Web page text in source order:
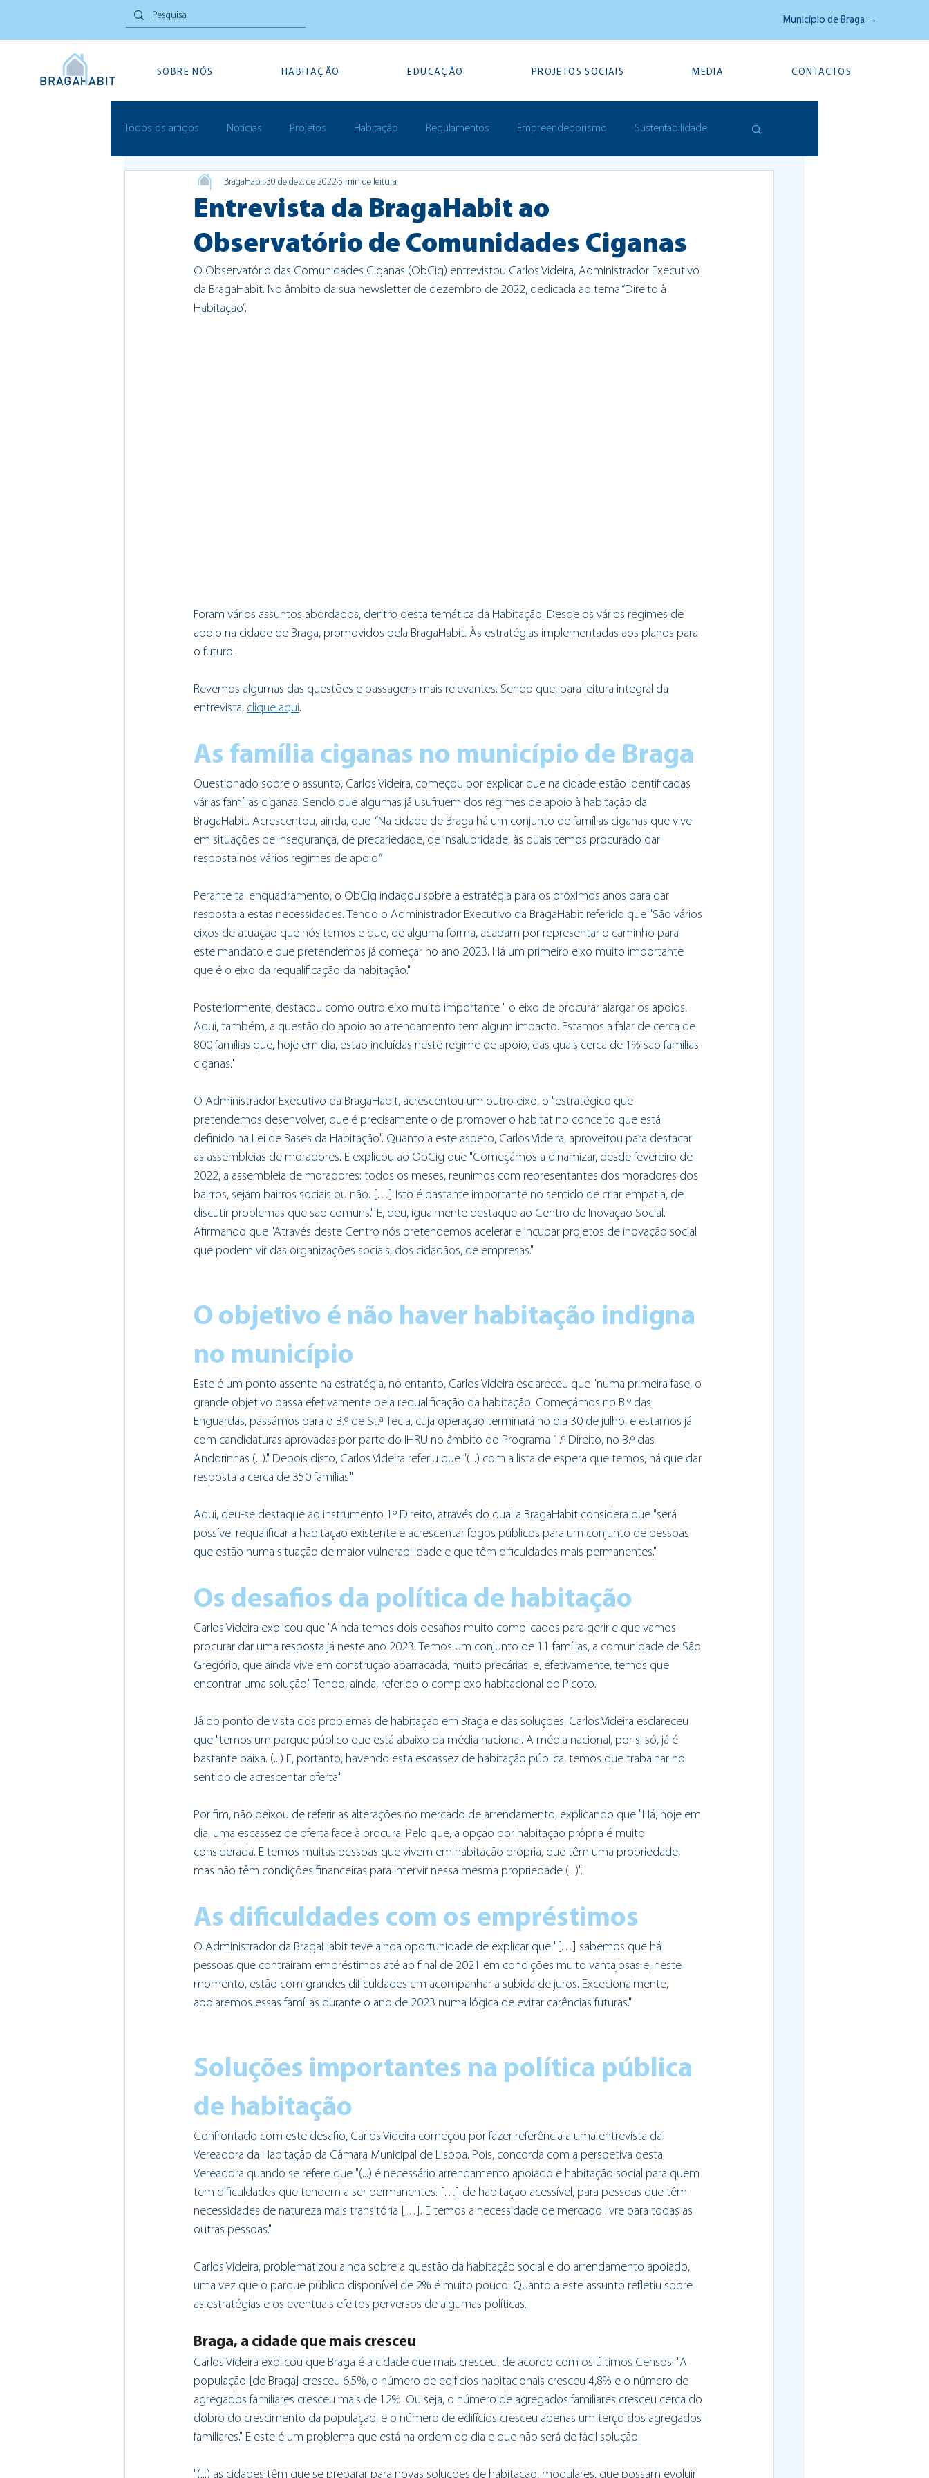
Município de Braga →
SOBRE NÓS HABITAÇÃO EDUCAÇÃO PROJETOS SOCIAIS MEDIA CONTACTOS
Todos os artigos Notícias Projetos Habitação Regulamentos Empreendedorismo Sustentabilidade
Inovação Social Festivais Prémios
Entrevista da BragaHabit ao
Observatório de Comunidades Ciganas
BragaHabit 30 de dez. de 2022 5 min de leitura
O Observatório das Comunidades Ciganas (ObCig) entrevistou Carlos Videira, Administrador Executivo
da BragaHabit. No âmbito da sua newsletter de dezembro de 2022, dedicada ao tema “Direito à
Habitação”.
Foram vários assuntos abordados, dentro desta temática da Habitação. Desde os vários regimes de
apoio na cidade de Braga, promovidos pela BragaHabit. Às estratégias implementadas aos planos para
o futuro.
Revemos algumas das questões e passagens mais relevantes. Sendo que, para leitura integral da
entrevista, clique aqui.
As família ciganas no município de Braga
Questionado sobre o assunto, Carlos Videira, começou por explicar que na cidade estão identificadas
várias famílias ciganas. Sendo que algumas já usufruem dos regimes de apoio à habitação da
BragaHabit. Acrescentou, ainda, que  “Na cidade de Braga há um conjunto de famílias ciganas que vive
em situações de insegurança, de precariedade, de insalubridade, às quais temos procurado dar
resposta nos vários regimes de apoio.”
Perante tal enquadramento, o ObCig indagou sobre a estratégia para os próximos anos para dar
resposta a estas necessidades. Tendo o Administrador Executivo da BragaHabit referido que "São vários
eixos de atuação que nós temos e que, de alguma forma, acabam por representar o caminho para
este mandato e que pretendemos já começar no ano 2023. Há um primeiro eixo muito importante
que é o eixo da requalificação da habitação."
Posteriormente, destacou como outro eixo muito importante " o eixo de procurar alargar os apoios.
Aqui, também, a questão do apoio ao arrendamento tem algum impacto. Estamos a falar de cerca de
800 famílias que, hoje em dia, estão incluídas neste regime de apoio, das quais cerca de 1% são famílias
ciganas."
O Administrador Executivo da BragaHabit, acrescentou um outro eixo, o "estratégico que
pretendemos desenvolver, que é precisamente o de promover o habitat no conceito que está
definido na Lei de Bases da Habitação". Quanto a este aspeto, Carlos Videira, aproveitou para destacar
as assembleias de moradores. E explicou ao ObCig que "Começámos a dinamizar, desde fevereiro de
2022, a assembleia de moradores: todos os meses, reunimos com representantes dos moradores dos
bairros, sejam bairros sociais ou não. […] Isto é bastante importante no sentido de criar empatia, de
discutir problemas que são comuns." E, deu, igualmente destaque ao Centro de Inovação Social.
Afirmando que "Através deste Centro nós pretendemos acelerar e incubar projetos de inovação social
que podem vir das organizações sociais, dos cidadãos, de empresas."
O objetivo é não haver habitação indigna
no município
Este é um ponto assente na estratégia, no entanto, Carlos Videira esclareceu que "numa primeira fase, o
grande objetivo passa efetivamente pela requalificação da habitação. Começámos no B.º das
Enguardas, passámos para o B.º de St.ª Tecla, cuja operação terminará no dia 30 de julho, e estamos já
com candidaturas aprovadas por parte do IHRU no âmbito do Programa 1.º Direito, no B.º das
Andorinhas (...)." Depois disto, Carlos Videira referiu que "(...) com a lista de espera que temos, há que dar
resposta a cerca de 350 famílias."
Aqui, deu-se destaque ao instrumento 1º Direito, através do qual a BragaHabit considera que "será
possível requalificar a habitação existente e acrescentar fogos públicos para um conjunto de pessoas
que estão numa situação de maior vulnerabilidade e que têm dificuldades mais permanentes."
Os desafios da política de habitação
Carlos Videira explicou que "Ainda temos dois desafios muito complicados para gerir e que vamos
procurar dar uma resposta já neste ano 2023. Temos um conjunto de 11 famílias, a comunidade de São
Gregório, que ainda vive em construção abarracada, muito precárias, e, efetivamente, temos que
encontrar uma solução." Tendo, ainda, referido o complexo habitacional do Picoto.
Já do ponto de vista dos problemas de habitação em Braga e das soluções, Carlos Videira esclareceu
que "temos um parque público que está abaixo da média nacional. A média nacional, por si só, já é
bastante baixa. (...) E, portanto, havendo esta escassez de habitação pública, temos que trabalhar no
sentido de acrescentar oferta."
Por fim, não deixou de referir as alterações no mercado de arrendamento, explicando que "Há, hoje em
dia, uma escassez de oferta face à procura. Pelo que, a opção por habitação própria é muito
considerada. E temos muitas pessoas que vivem em habitação própria, que têm uma propriedade,
mas não têm condições financeiras para intervir nessa mesma propriedade (...)".
As dificuldades com os empréstimos
O Administrador da BragaHabit teve ainda oportunidade de explicar que "[…] sabemos que há
pessoas que contraíram empréstimos até ao final de 2021 em condições muito vantajosas e, neste
momento, estão com grandes dificuldades em acompanhar a subida de juros. Excecionalmente,
apoiaremos essas famílias durante o ano de 2023 numa lógica de evitar carências futuras."
Soluções importantes na política pública
de habitação
Confrontado com este desafio, Carlos Videira começou por fazer referência a uma entrevista da
Vereadora da Habitação da Câmara Municipal de Lisboa. Pois, concorda com a perspetiva desta
Vereadora quando se refere que "(...) é necessário arrendamento apoiado e habitação social para quem
tem dificuldades que tendem a ser permanentes. […] de habitação acessível, para pessoas que têm
necessidades de natureza mais transitória […]. E temos a necessidade de mercado livre para todas as
outras pessoas."
Carlos Videira, problematizou ainda sobre a questão da habitação social e do arrendamento apoiado,
uma vez que o parque público disponível de 2% é muito pouco. Quanto a este assunto refletiu sobre
as estratégias e os eventuais efeitos perversos de algumas políticas.
Braga, a cidade que mais cresceu
Carlos Videira explicou que Braga é a cidade que mais cresceu, de acordo com os últimos Censos. "A
população [de Braga] cresceu 6,5%, o número de edifícios habitacionais cresceu 4,8% e o número de
agregados familiares cresceu mais de 12%. Ou seja, o número de agregados familiares cresceu cerca do
dobro do crescimento da população, e o número de edifícios cresceu apenas um terço dos agregados
familiares." E este é um problema que está na ordem do dia e que não será de fácil solução.
"(...) as cidades têm que se preparar para novas soluções de habitação, modulares, que possam evoluir